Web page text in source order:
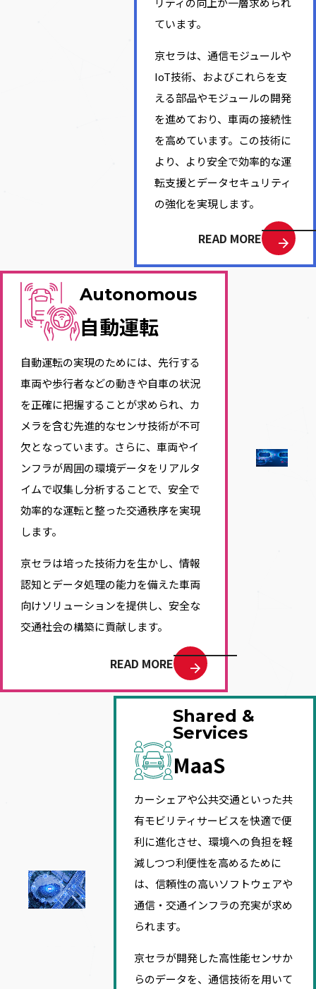
ています。
京セラは、通信モジュールや
IoT技術、およびこれらを支
える部品やモジュールの開発
を進めており、車両の接続性
を高めています。この技術に
より、より安全で効率的な運
転支援とデータセキュリティ
の強化を実現します。
READ MORE
Autonomous
自動運転
自動運転の実現のためには、先行する
車両や歩行者などの動きや自車の状況
を正確に把握することが求められ、カ
メラを含む先進的なセンサ技術が不可
欠となっています。さらに、車両やイ
ンフラが周囲の環境データをリアルタ
イムで収集し分析することで、安全で
効率的な運転と整った交通秩序を実現
します。
京セラは培った技術力を生かし、情報
認知とデータ処理の能力を備えた車両
向けソリューションを提供し、安全な
交通社会の構築に貢献します。
READ MORE
Shared &
Services
MaaS
カーシェアや公共交通といった共
有モビリティサービスを快適で便
利に進化させ、環境への負担を軽
減しつつ利便性を高めるために
は、信頼性の高いソフトウェアや
通信・交通インフラの充実が求め
られます。
京セラが開発した高性能センサか
らのデータを、通信技術を用いて